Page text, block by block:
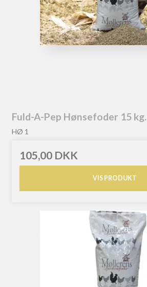
Fuld-A-Pep Hønsefoder 15 kg.
HØ 1
105,00 DKK
VIS PRODUKT